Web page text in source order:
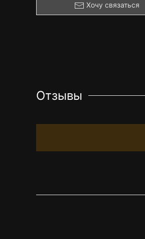
Хочу связаться
Отзывы